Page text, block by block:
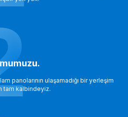
panolarının ulaşamadığı bir yerleşim
tam kalbindeyiz.